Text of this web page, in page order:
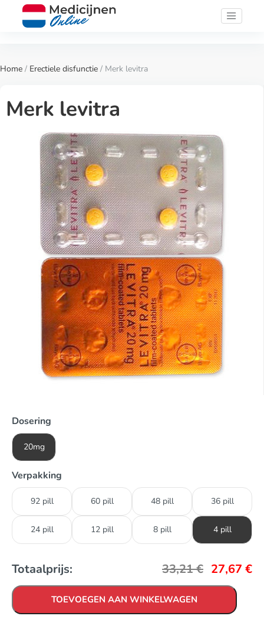
Home / Erectiele disfunctie / Merk levitra
Merk levitra
Dosering
20mg
Verpakking
92 pill 60 pill 48 pill 36 pill
24 pill 12 pill 8 pill 4 pill
Totaalprijs: 33,21€ 27,67 €
TOEVOEGEN AAN WINKELWAGEN